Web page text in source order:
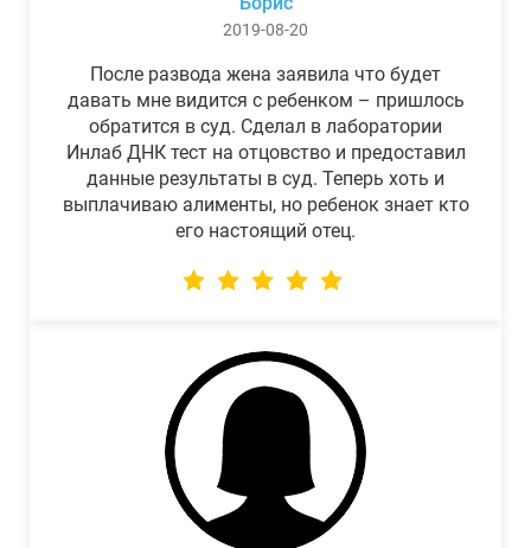
2019-08-20
После развода жена заявила что будет
давать мне видится с ребенком – пришлось
обратится в суд. Сделал в лаборатории
Инлаб ДНК тест на отцовство и предоставил
данные результаты в суд. Теперь хоть и
выплачиваю алименты, но ребенок знает кто
его настоящий отец.